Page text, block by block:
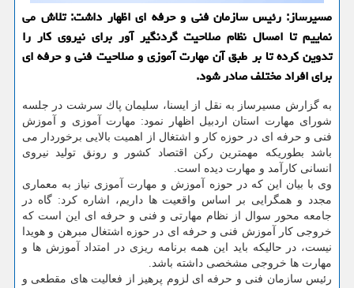
مسیرساز: رئیس سازمان فنی و حرفه ای اظهار داشت: تلاش می
نماییم تا امسال نظام صلاحیت گردنگیر آور برای نیروی كار را
تدوین كرده تا بر طبق آن مهارت آموزی و صلاحیت فنی و حرفه ای
برای افراد مختلف صادر شود.
به گزارش مسیرساز به نقل از ایسنا، سلیمان پاك سرشت در جلسه
شورای مهارت استان اردبیل اظهار نمود: مهارت آموزی و آموزش
فنی و حرفه ای در حوزه كار و اشتغال از اهمیت بالایی برخوردار می
باشد بطوریكه مهمترین ركن اقتصاد كشور و رونق تولید نیروی
انسانی كارآمد و مهارت دیده است.
وی با بیان این كه در حوزه آموزش و مهارت آموزی نیاز به معماری
مجدد و همگرایی بر اساس واقعیت ها داریم، اشاره كرد: گاه در
جامعه محور سوال از نظام مهارتی و فنی و حرفه ای این است كه
خروجی كار آموزش فنی و حرفه ای در حوزه اشتغال مبرهن و هویدا
نیست، در حالیكه باید این همه برنامه ریزی در امتداد آموزش ها و
مهارت ها خروجی مشخصی داشته باشد.
رئیس سازمان فنی و حرفه ای لزوم پرهیز از فعالیت های مقطعی و